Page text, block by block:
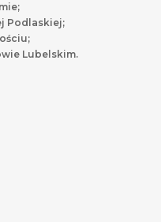
Podlaskiej;
Lubelskim.